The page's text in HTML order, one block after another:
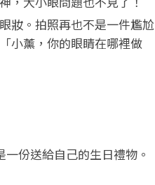
妝。拍照再也不是一件尷尬
小薰，你的眼睛在哪裡做
份送給自己的生日禮物。